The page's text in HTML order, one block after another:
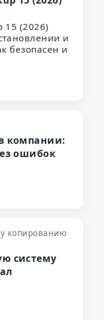
15 (2026)
и
безопасен и
компании:
ошибок
копированию
систему